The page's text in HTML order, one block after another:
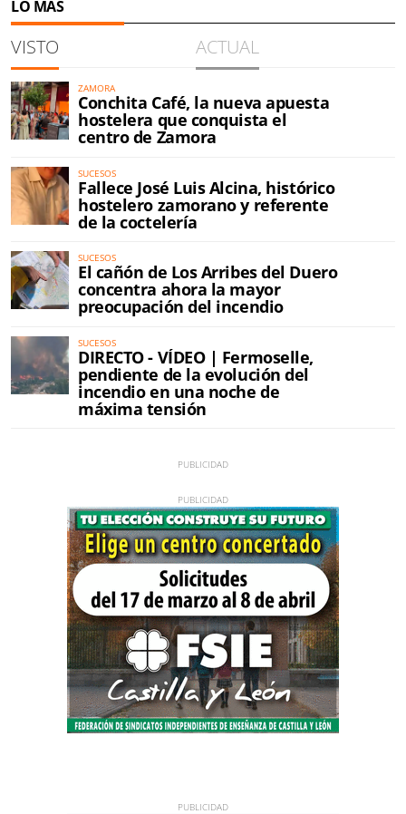
LO MÁS
VISTO ACTUAL
ZAMORA
Conchita Café, la nueva apuesta
hostelera que conquista el
centro de Zamora
SUCESOS
Fallece José Luis Alcina, histórico
hostelero zamorano y referente
de la coctelería
SUCESOS
El cañón de Los Arribes del Duero
concentra ahora la mayor
preocupación del incendio
SUCESOS
DIRECTO - VÍDEO | Fermoselle,
pendiente de la evolución del
incendio en una noche de
máxima tensión